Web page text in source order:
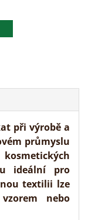
při výrobě a
průmyslu
ideální pro
textilii lze
nebo